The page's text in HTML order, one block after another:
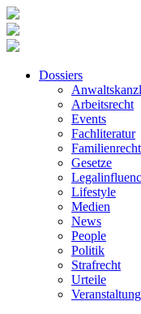
Dossiers
Arbeitsrecht
Events
Fachliteratur
Familienrecht
Gesetze
Lifestyle
Medien
News
People
Politik
Strafrecht
Urteile